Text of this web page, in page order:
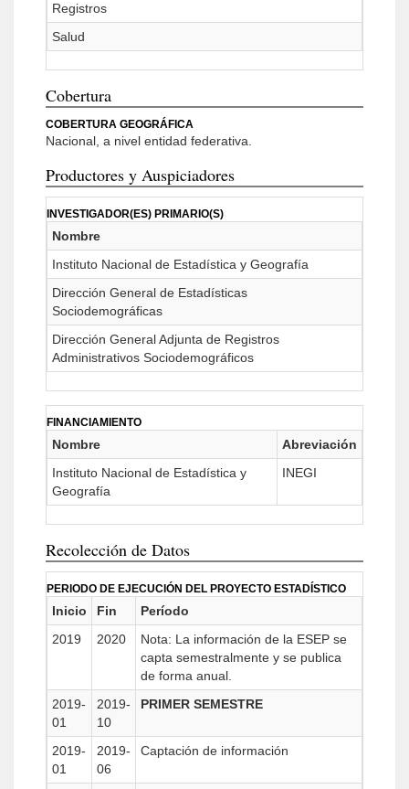
Registros
Salud
Cobertura
COBERTURA GEOGRÁFICA
Nacional, a nivel entidad federativa.
Productores y Auspiciadores
INVESTIGADOR(ES) PRIMARIO(S)
Nombre
Instituto Nacional de Estadística y Geografía
Dirección General de Estadísticas
Sociodemográficas
Dirección General Adjunta de Registros
Administrativos Sociodemográficos
FINANCIAMIENTO
Nombre
Abreviación
Instituto Nacional de Estadística y
Geografía
INEGI
Recolección de Datos
PERIODO DE EJECUCIÓN DEL PROYECTO ESTADÍSTICO
Inicio Fin
Período
2019
2020
Nota: La información de la ESEP se
capta semestralmente y se publica
de forma anual.
2019-
01
2019-
10
PRIMER SEMESTRE
2019-
01
2019-
06
Captación de información